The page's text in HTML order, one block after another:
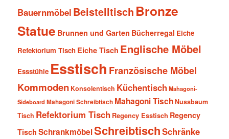
Bauernmöbel Beistelltisch Bronze
Statue Brunnen und Garten Bücherregal Eiche
Refektorium Tisch Eiche Tisch Englische Möbel
Essstühle Esstisch Französische Möbel
Kommoden Konsolentisch Küchentisch Mahagoni-
SideboardMahagoni Schreibtisch Mahagoni TischNussbaum
Tisch Refektorium Tisch Regency Esstisch Regency
Tisch SchrankmöbelSchreibtischSchränke